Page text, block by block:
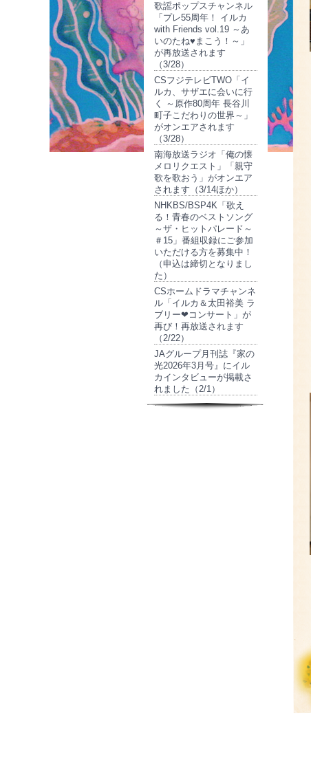
歌謡ポップスチャンネル
「プレ55周年！ イルカ
with Friends vol.19 ～あ
いのたね♥まこう！～」
が再放送されます
（3/28）
CSフジテレビTWO「イ
ルカ、サザエに会いに行
く ～原作80周年 長谷川
町子こだわりの世界～」
がオンエアされます
（3/28）
南海放送ラジオ「俺の懐
メロリクエスト」「親守
歌を歌おう」がオンエア
されます（3/14ほか）
NHKBS/BSP4K「歌え
る！青春のベストソング
～ザ・ヒットパレード～
＃15」番組収録にご参加
いただける方を募集中！
（申込は締切となりまし
た）
CSホームドラマチャンネ
ル「イルカ＆太田裕美 ラ
ブリー❤コンサート」が
再び！再放送されます
（2/22）
JAグループ月刊誌『家の
光2026年3月号』にイル
カインタビューが掲載さ
れました（2/1）